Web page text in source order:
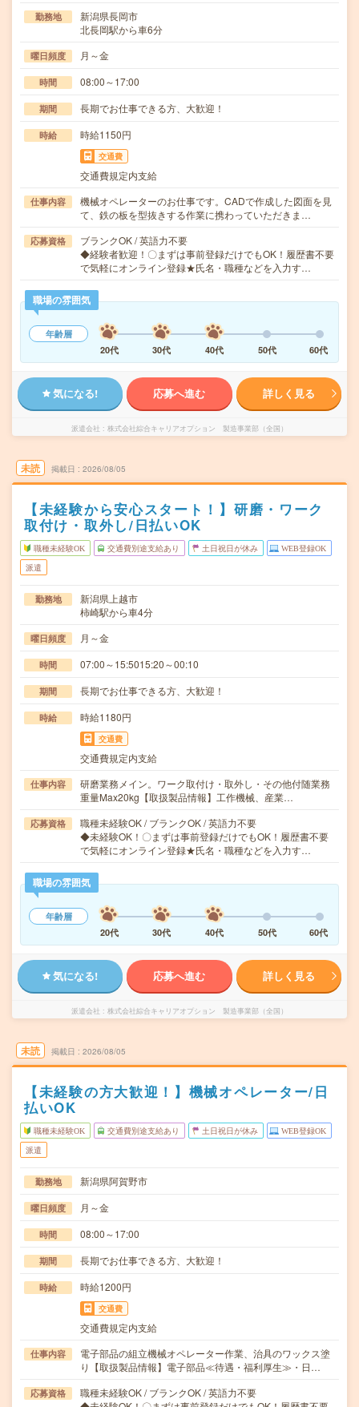
勤務地
新潟県長岡市
北長岡駅から車6分
曜日頻度 月～金
時間 08:00～17:00
期間 長期でお仕事できる方、大歓迎！
時給 時給1150円
交通費
交通費規定内支給
仕事内容
機械オペレーターのお仕事です。CADで作成した図面を見
て、鉄の板を型抜きする作業に携わっていただきま…
応募資格
ブランクOK / 英語力不要
◆経験者歓迎！〇まずは事前登録だけでもOK！履歴書不要
で気軽にオンライン登録★氏名・職種などを入力す…
職場の雰囲気
年齢層
20代
30代 40代 50代 60代
気になる! 応募へ進む 詳しく見る
派遣会社 株式会社綜合キャリアオプション 製造事業部（全国）
未読 掲載日 2026/08/05
【未経験から安心スタート！】研磨・ワーク
取付け・取外し/日払いOK
職種未経験OK 交通費別途支給あり 土日祝日が休み WEB登録OK
派遣
勤務地
新潟県上越市
柿崎駅から車4分
曜日頻度 月～金
時間 07:00～15:5015:20～00:10
期間 長期でお仕事できる方、大歓迎！
時給 時給1180円
交通費
交通費規定内支給
仕事内容
研磨業務メイン。ワーク取付け・取外し・その他付随業務
重量Max20kg【取扱製品情報】工作機械、産業…
応募資格
職種未経験OK / ブランクOK / 英語力不要
◆未経験OK！〇まずは事前登録だけでもOK！履歴書不要
で気軽にオンライン登録★氏名・職種などを入力す…
職場の雰囲気
年齢層
20代
30代 40代 50代 60代
気になる! 応募へ進む 詳しく見る
派遣会社 株式会社綜合キャリアオプション 製造事業部（全国）
未読 掲載日 2026/08/05
【未経験の方大歓迎！】機械オペレーター/日
払いOK
職種未経験OK 交通費別途支給あり 土日祝日が休み WEB登録OK
派遣
勤務地 新潟県阿賀野市
曜日頻度 月～金
時間 08:00～17:00
期間 長期でお仕事できる方、大歓迎！
時給 時給1200円
交通費
交通費規定内支給
仕事内容
電子部品の組立機械オペレーター作業、治具のワックス塗
り【取扱製品情報】電子部品≪待遇・福利厚生≫・日…
応募資格
職種未経験OK / ブランクOK / 英語力不要